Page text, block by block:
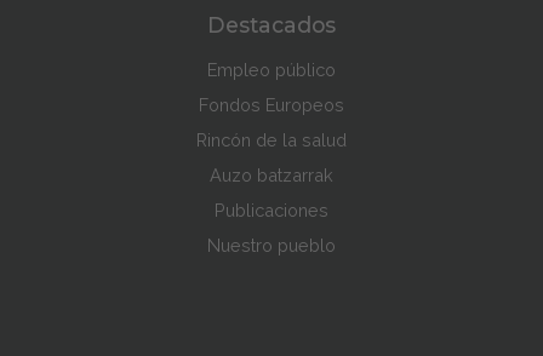
Destacados
Empleo público
Fondos Europeos
Rincón de la salud
Auzo batzarrak
Publicaciones
Nuestro pueblo